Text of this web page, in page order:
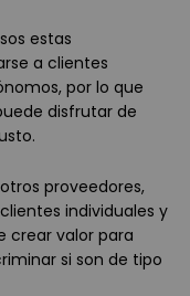
estas
a clientes
por lo que
disfrutar de
proveedores,
individuales y
crear valor para
si son de tipo